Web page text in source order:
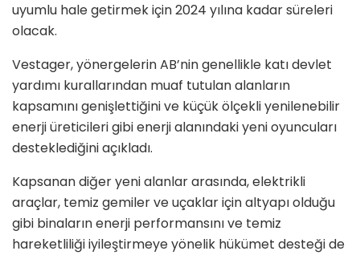
uyumlu hale getirmek için 2024 yılına kadar süreleri
olacak.
Vestager, yönergelerin AB’nin genellikle katı devlet
yardımı kurallarından muaf tutulan alanların
kapsamını genişlettiğini ve küçük ölçekli yenilenebilir
enerji üreticileri gibi enerji alanındaki yeni oyuncuları
desteklediğini açıkladı.
Kapsanan diğer yeni alanlar arasında, elektrikli
araçlar, temiz gemiler ve uçaklar için altyapı olduğu
gibi binaların enerji performansını ve temiz
hareketliliği iyileştirmeye yönelik hükümet desteği de